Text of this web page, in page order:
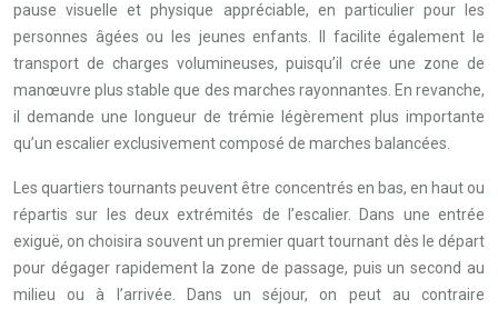
pause visuelle et physique appréciable, en particulier pour les
personnes âgées ou les jeunes enfants. Il facilite également le
transport de charges volumineuses, puisqu’il crée une zone de
manœuvre plus stable que des marches rayonnantes. En revanche,
il demande une longueur de trémie légèrement plus importante
qu’un escalier exclusivement composé de marches balancées.
Les quartiers tournants peuvent être concentrés en bas, en haut ou
répartis sur les deux extrémités de l’escalier. Dans une entrée
exiguë, on choisira souvent un premier quart tournant dès le départ
pour dégager rapidement la zone de passage, puis un second au
milieu ou à l’arrivée. Dans un séjour, on peut au contraire